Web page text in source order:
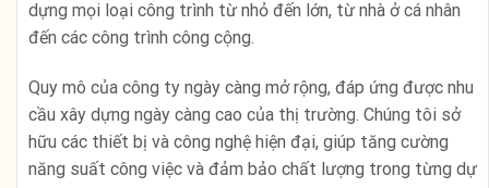
dựng mọi loại công trình từ nhỏ đến lớn, từ nhà ở cá nhân
đến các công trình công cộng.
Quy mô của công ty ngày càng mở rộng, đáp ứng được nhu
cầu xây dựng ngày càng cao của thị trường. Chúng tôi sở
hữu các thiết bị và công nghệ hiện đại, giúp tăng cường
năng suất công việc và đảm bảo chất lượng trong từng dự